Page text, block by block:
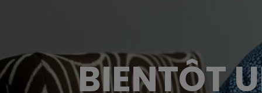
BIENTÔT